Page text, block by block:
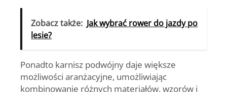
Zobacz także: Jak wybrać rower do jazdy po
lesie?
Ponadto karnisz podwójny daje większe
możliwości aranżacyjne, umożliwiając
kombinowanie różnych materiałów, wzorów i